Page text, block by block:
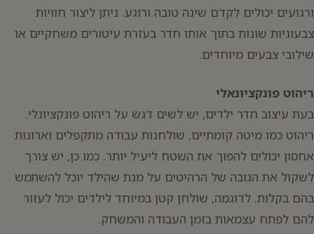
ורגועים יכולים לקדם שינה טובה ורוגע. ניתן ליצור חוויות
צבעוניות שונות בתוך אותו חדר בעזרת עיטורים משחקיים או
שילובי צבעים מיוחדים.
ריהוט פונקציונאלי
בעת עיצוב חדר ילדים, יש לשים דגש על ריהוט פונקציונלי.
ריהוט כמו מיטה קומתיים, שולחנות עבודה מתקפלים וארונות
אחסון יכולים להפוך את השטח ליעיל יותר. כמו כן, יש צורך
לשקול את הגובה של הרהיטים על מנת שהילד יוכל להשתמש
בהם בקלות. לדוגמה, שולחן קטן במיוחד לילדים יכול לעזור
להם לפתח עצמאות בזמן העבודה והמשחק.